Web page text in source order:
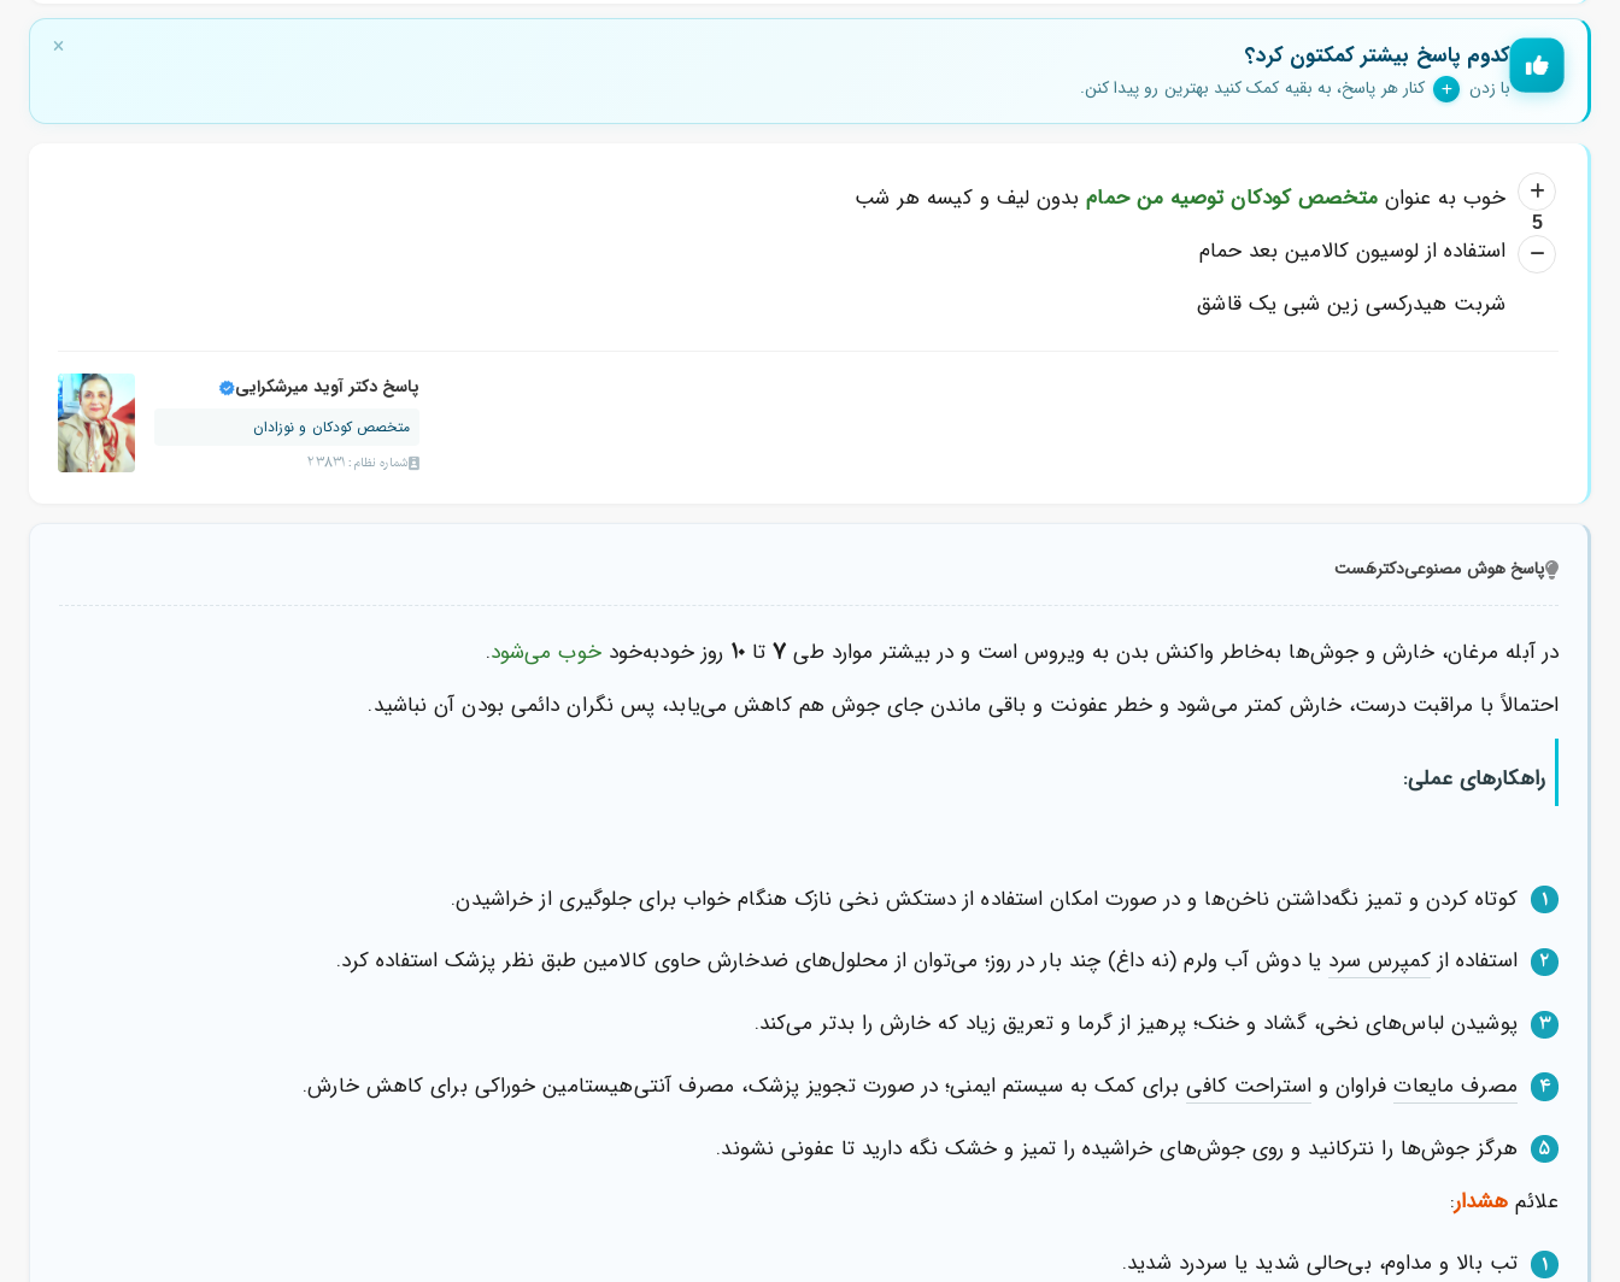
کدوم پاسخ بیشتر کمکتون کرد؟
با زدن کنار هر پاسخ، به بقیه کمک کنید بهترین رو پیدا کنن.
5
خوب به عنوانمتخصص کودکان توصیه من حمامبدون لیف و کیسه هر شب
استفاده از لوسیون کالامین بعد حمام
شربت هیدرکسی زین شبی یک قاشق
پاسخ دکتر آوید میرشکرایی
متخصص کودکان و نوزادان
شماره نظام: 23831
پاسخ هوش مصنوعیدکترهَست
در آبله مرغان، خارش و جوش‌ها به‌خاطر واکنش بدن به ویروس است و در بیشتر موارد طی ۷تا ۱۰ روز خودبه‌خودخوب می‌شود.
احتمالاً با مراقبت درست، خارش کمتر می‌شود و خطر عفونت و باقی ماندن جای جوش هم کاهش می‌یابد، پس نگران دائمی بودن آن نباشید.
راهکارهای عملی:
۱ کوتاه کردن و تمیز نگه‌داشتن ناخن‌ها و در صورت امکان استفاده از دستکش نخی نازک هنگام خواب برای جلوگیری از خراشیدن.
۲ استفاده ازکمپرس سرد یا دوش آب ولرم (نه داغ) چند بار در روز؛ می‌توان از محلول‌های ضدخارش حاوی کالامین طبق نظر پزشک استفاده کرد.
۳ پوشیدن لباس‌های نخی، گشاد و خنک؛ پرهیز از گرما و تعریق زیاد که خارش را بدتر می‌کند.
۴ مصرف مایعاتفراوان واستراحت کافیبرای کمک به سیستم ایمنی؛ در صورت تجویز پزشک، مصرف آنتی‌هیستامین خوراکی برای کاهش خارش.
۵
هرگز جوش‌ها را نترکانید و روی جوش‌های خراشیده را تمیز و خشک نگه دارید تا عفونی نشوند.
علائم هشدار:
۱ تب بالا و مداوم، بی‌حالی شدید یا سردرد شدید.